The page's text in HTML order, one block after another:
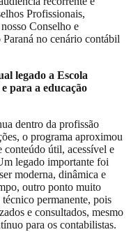
Profissionais,
Conselho e
no cenário contábil
legado a Escola
para a educação
dentro da profissão
o programa aproximou
útil, acessível e
legado importante foi
moderna, dinâmica e
outro ponto muito
permanente, pois
e consultados, mesmo
para os contabilistas.